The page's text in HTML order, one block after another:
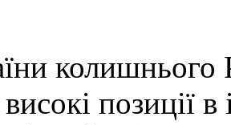
позиції